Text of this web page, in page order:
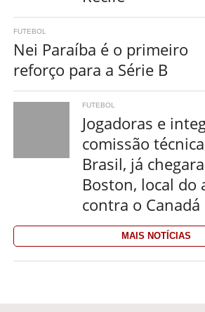
FUTEBOL
Nei Paraíba é o primeiro
reforço para a Série B
FUTEBOL
Jogadoras e
comissão
Brasil, já
Boston, local do
contra o Canadá
MAIS NOTÍCIAS